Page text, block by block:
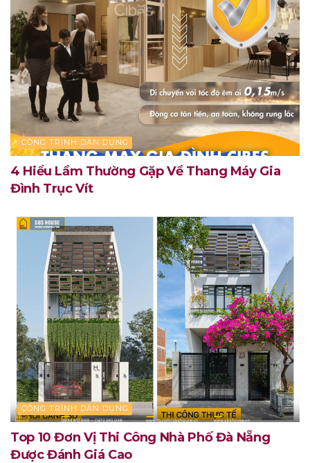
CÔNG TRÌNH DÂN DỤNG
4 Hiểu Lầm Thường Gặp Về Thang Máy Gia
Đình Trục Vít
CÔNG TRÌNH DÂN DỤNG
Top 10 Đơn Vị Thi Công Nhà Phố Đà Nẵng
Được Đánh Giá Cao